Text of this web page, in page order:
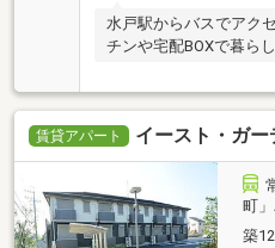
水戸駅からバスでアク
チンや宅配BOXで暮ら
賃貸アパート イースト・ガ
町
築